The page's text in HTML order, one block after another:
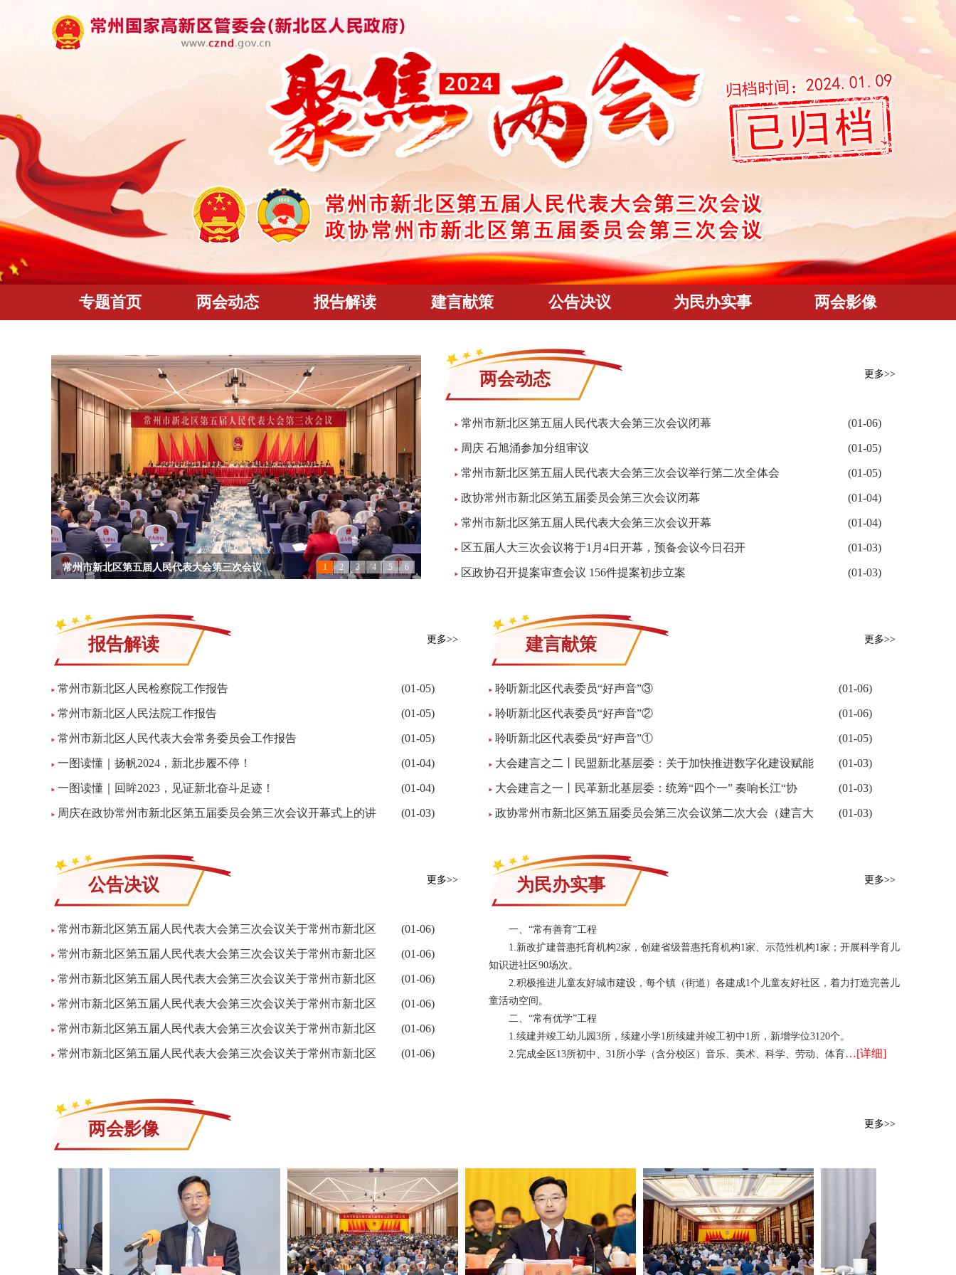
专题首页 两会动态 报告解读 建言献策 公告决议 为民办实事 两会影像
null
null
null
null
null
1 2 3 4 5 6
两会动态 更多>>
常州市新北区第五届人民代表大会第三次会议闭幕 (01-06)
周庆 石旭涌参加分组审议 (01-05)
常州市新北区第五届人民代表大会第三次会议举行第二次全体会 (01-05)
政协常州市新北区第五届委员会第三次会议闭幕 (01-04)
常州市新北区第五届人民代表大会第三次会议开幕 (01-04)
区五届人大三次会议将于1月4日开幕，预备会议今日召开 (01-03)
区政协召开提案审查会议 156件提案初步立案 (01-03)
报告解读 更多>>
常州市新北区人民检察院工作报告 (01-05)
常州市新北区人民法院工作报告 (01-05)
常州市新北区人民代表大会常务委员会工作报告 (01-05)
一图读懂｜扬帆2024，新北步履不停！ (01-04)
一图读懂｜回眸2023，见证新北奋斗足迹！ (01-04)
周庆在政协常州市新北区第五届委员会第三次会议开幕式上的讲 (01-03)
建言献策 更多>>
聆听新北区代表委员“好声音”③ (01-06)
聆听新北区代表委员“好声音”② (01-06)
聆听新北区代表委员“好声音”① (01-05)
大会建言之二丨民盟新北基层委：关于加快推进数字化建设赋能 (01-03)
大会建言之一丨民革新北基层委：统筹“四个一” 奏响长江“协 (01-03)
政协常州市新北区第五届委员会第三次会议第二次大会（建言大 (01-03)
公告决议 更多>>
常州市新北区第五届人民代表大会第三次会议关于常州市新北区 (01-06)
常州市新北区第五届人民代表大会第三次会议关于常州市新北区 (01-06)
常州市新北区第五届人民代表大会第三次会议关于常州市新北区 (01-06)
常州市新北区第五届人民代表大会第三次会议关于常州市新北区 (01-06)
常州市新北区第五届人民代表大会第三次会议关于常州市新北区 (01-06)
常州市新北区第五届人民代表大会第三次会议关于常州市新北区 (01-06)
为民办实事 更多>>
一、“常有善育”工程
1.新改扩建普惠托育机构2家，创建省级普惠托育机构1家、示范性机构1家；开展科学育儿
知识进社区90场次。
2.积极推进儿童友好城市建设，每个镇（街道）各建成1个儿童友好社区，着力打造完善儿
童活动空间。
二、“常有优学”工程
1.续建并竣工幼儿园3所，续建小学1所续建并竣工初中1所，新增学位3120个。
2.完成全区13所初中、31所小学（含分校区）音乐、美术、科学、劳动、体育…[详细]
两会影像 更多>>